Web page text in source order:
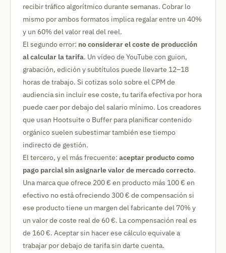
recibir tráfico algorítmico durante semanas. Cobrar lo
mismo por ambos formatos implica regalar entre un 40%
y un 60% del valor real del reel.
El segundo error: no considerar el coste de producción
al calcular la tarifa. Un vídeo de YouTube con guion,
grabación, edición y subtítulos puede llevarte 12–18
horas de trabajo. Si cotizas solo sobre el CPM de
audiencia sin incluir ese coste, tu tarifa efectiva por hora
puede caer por debajo del salario mínimo. Los creadores
que usan Hootsuite o Buffer para planificar contenido
orgánico suelen subestimar también ese tiempo
indirecto de gestión.
El tercero, y el más frecuente: aceptar producto como
pago parcial sin asignarle valor de mercado correcto.
Una marca que ofrece 200 € en producto más 100 € en
efectivo no está ofreciendo 300 € de compensación si
ese producto tiene un margen del fabricante del 70% y
un valor de coste real de 60 €. La compensación real es
de 160 €. Aceptar sin hacer ese cálculo equivale a
trabajar por debajo de tarifa sin darte cuenta.